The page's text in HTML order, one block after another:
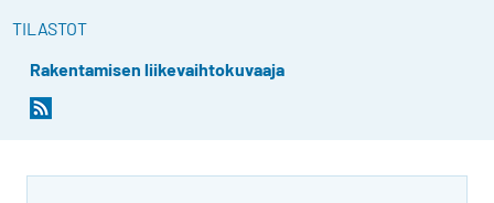
TILASTOT
Rakentamisen liikevaihtokuvaaja